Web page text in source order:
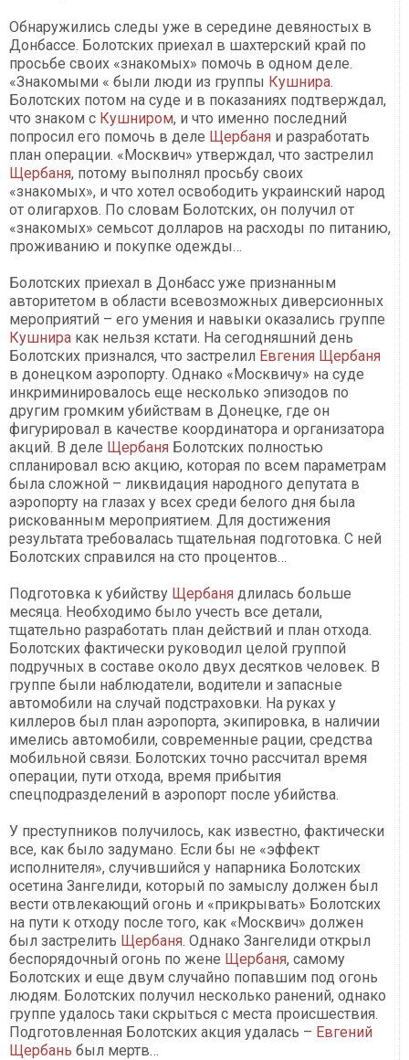
Обнаружились следы уже в середине девяностых в
Донбассе. Болотских приехал в шахтерский край по
просьбе своих «знакомых» помочь в одном деле.
«Знакомыми « были люди из группы Кушнира.
Болотских потом на суде и в показаниях подтверждал,
что знаком с Кушниром, и что именно последний
попросил его помочь в деле Щербаня и разработать
план операции. «Москвич» утверждал, что застрелил
Щербаня, потому выполнял просьбу своих
«знакомых», и что хотел освободить украинский народ
от олигархов. По словам Болотских, он получил от
«знакомых» семьсот долларов на расходы по питанию,
проживанию и покупке одежды…
Болотских приехал в Донбасс уже признанным
авторитетом в области всевозможных диверсионных
мероприятий – его умения и навыки оказались группе
Кушнира как нельзя кстати. На сегодняшний день
Болотских признался, что застрелил Евгения Щербаня
в донецком аэропорту. Однако «Москвичу» на суде
инкриминировалось еще несколько эпизодов по
другим громким убийствам в Донецке, где он
фигурировал в качестве координатора и организатора
акций. В деле Щербаня Болотских полностью
спланировал всю акцию, которая по всем параметрам
была сложной – ликвидация народного депутата в
аэропорту на глазах у всех среди белого дня была
рискованным мероприятием. Для достижения
результата требовалась тщательная подготовка. С ней
Болотских справился на сто процентов…
Подготовка к убийству Щербаня длилась больше
месяца. Необходимо было учесть все детали,
тщательно разработать план действий и план отхода.
Болотских фактически руководил целой группой
подручных в составе около двух десятков человек. В
группе были наблюдатели, водители и запасные
автомобили на случай подстраховки. На руках у
киллеров был план аэропорта, экипировка, в наличии
имелись автомобили, современные рации, средства
мобильной связи. Болотских точно рассчитал время
операции, пути отхода, время прибытия
спецподразделений в аэропорт после убийства.
У преступников получилось, как известно, фактически
все, как было задумано. Если бы не «эффект
исполнителя», случившийся у напарника Болотских
осетина Зангелиди, который по замыслу должен был
вести отвлекающий огонь и «прикрывать» Болотских
на пути к отходу после того, как «Москвич» должен
был застрелить Щербаня. Однако Зангелиди открыл
беспорядочный огонь по жене Щербаня, самому
Болотских и еще двум случайно попавшим под огонь
людям. Болотских получил несколько ранений, однако
группе удалось таки скрыться с места происшествия.
Подготовленная Болотских акция удалась – Евгений
Щербань был мертв…